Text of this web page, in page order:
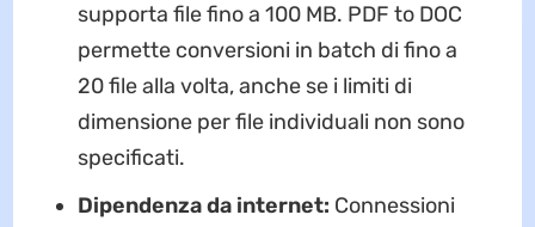
supporta file fino a 100 MB. PDF to DOC
permette conversioni in batch di fino a
20 file alla volta, anche se i limiti di
dimensione per file individuali non sono
specificati.
Dipendenza da internet: Connessioni